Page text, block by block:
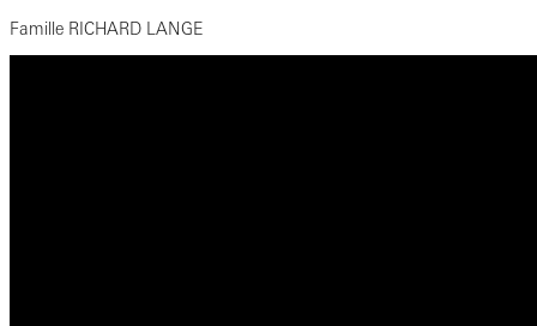
Famille RICHARD LANGE